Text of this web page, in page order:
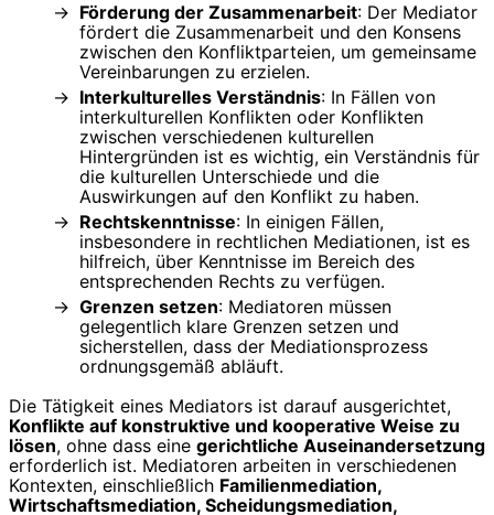
Förderung der Zusammenarbeit: Der Mediator
fördert die Zusammenarbeit und den Konsens
zwischen den Konfliktparteien, um gemeinsame
Vereinbarungen zu erzielen.
Interkulturelles Verständnis: In Fällen von
interkulturellen Konflikten oder Konflikten
zwischen verschiedenen kulturellen
Hintergründen ist es wichtig, ein Verständnis für
die kulturellen Unterschiede und die
Auswirkungen auf den Konflikt zu haben.
Rechtskenntnisse: In einigen Fällen,
insbesondere in rechtlichen Mediationen, ist es
hilfreich, über Kenntnisse im Bereich des
entsprechenden Rechts zu verfügen.
Grenzen setzen: Mediatoren müssen
gelegentlich klare Grenzen setzen und
sicherstellen, dass der Mediationsprozess
ordnungsgemäß abläuft.
Die Tätigkeit eines Mediators ist darauf ausgerichtet,
Konflikte auf konstruktive und kooperative Weise zu
lösen, ohne dass eine gerichtliche Auseinandersetzung
erforderlich ist. Mediatoren arbeiten in verschiedenen
Kontexten, einschließlich Familienmediation,
Wirtschaftsmediation, Scheidungsmediation,